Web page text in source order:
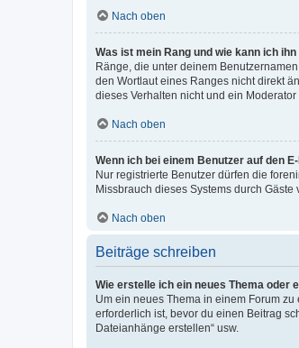
Nach oben
Was ist mein Rang und wie kann ich
Ränge, die unter deinem
den Wortlaut eines Ranges nicht direkt
dieses Verhalten nicht und ein
Nach oben
Wenn ich bei einem Benutzer auf den
Nur registrierte Benutzer dürfen die
Missbrauch dieses Systems durch Gäste
Nach oben
Beiträge schreiben
Wie erstelle ich ein neues Thema oder
Um ein neues Thema in einem Forum zu
erforderlich ist, bevor du einen Beitrag
Dateianhänge erstellen“ usw.